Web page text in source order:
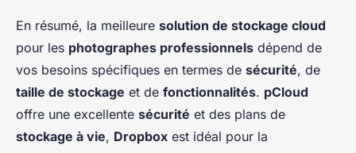
En résumé, la meilleure solution de stockage cloud
pour les photographes professionnels dépend de
vos besoins spécifiques en termes de sécurité, de
taille de stockage et de fonctionnalités. pCloud
offre une excellente sécurité et des plans de
stockage à vie, Dropbox est idéal pour la